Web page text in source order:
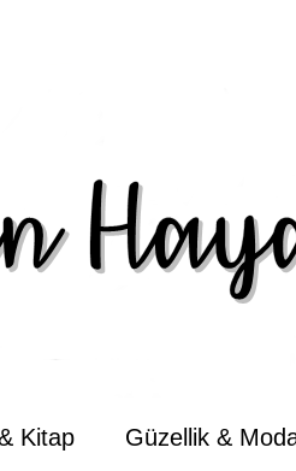
Kitap Güzellik &